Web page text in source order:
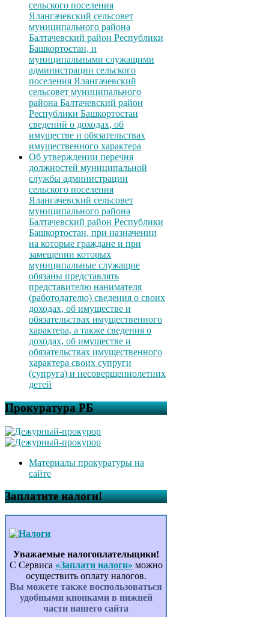
сельского поселения
Ялангачевский сельсовет
муниципального района
Балтачевский район Республики
Башкортостан, и
муниципальными служащими
администрации сельского
поселения Ялангачевский
сельсовет муниципального
района Балтачевский район
Республики Башкортостан
сведений о доходах, об
имуществе и обязательствах
имущественного характера
Об утверждении перечня
должностей муниципальной
службы администрации
сельского поселения
Ялангачевский сельсовет
муниципального района
Балтачевский район Республики
Башкортостан, при назначении
на которые граждане и при
замещении которых
муниципальные служащие
обязаны представлять
представителю нанимателя
(работодателю) сведения о своих
доходах, об имуществе и
обязательствах имущественного
характера, а также сведения о
доходах, об имуществе и
обязательствах имущественного
характера своих супруги
(супруга) и несовершеннолетних
детей
Прокуратура РБ
Материалы прокуратуры на
сайте
Заплатите налоги!
Уважаемые налогоплательщики!
С Сервиса «Заплати налоги» можно
осуществить оплату налогов.
Вы можете также воспользоваться
удобными кнопками в нижней
части нашего сайта